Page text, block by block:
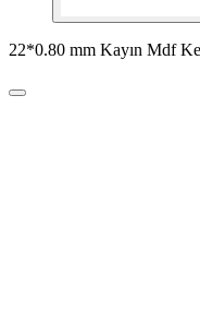
22*0.80 mm Kayın Mdf